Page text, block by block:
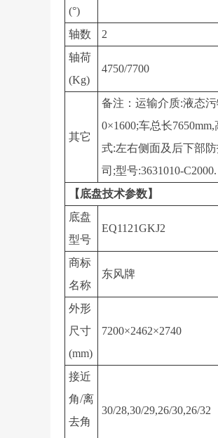
(°)
轴数 2
轴荷
(Kg)
4750/7700
其它
备注：运输介质:液态污
0×1600;车总长
式:左右侧面及后下部
司;型号:3631010-C2000.
【底盘技术参数】
底盘
型号
EQ1121GKJ2
商标
名称
东风牌
外形
尺寸
(mm)
7200×2462×2740
接近
角/离
去角
30/28,30/29,26/30,26/32